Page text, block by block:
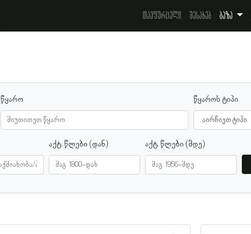
თავფურცელი შესახებ ბაზა
წყარო წყაროს ტიპი
აქტ. წლები (დან) აქტ. წლები (მდე)